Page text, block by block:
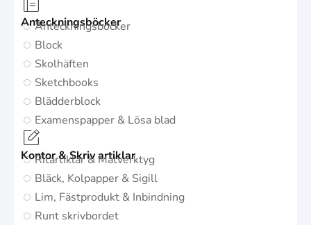
Anteckningsböcker
Anteckningsböcker
Block
Skolhäften
Sketchbooks
Blädderblock
Examenspapper & Lösa blad
Kontor & Skriv artiklar
Ritartiklar & Mätverktyg
Bläck, Kolpapper & Sigill
Lim, Fästprodukt & Inbindning
Runt skrivbordet